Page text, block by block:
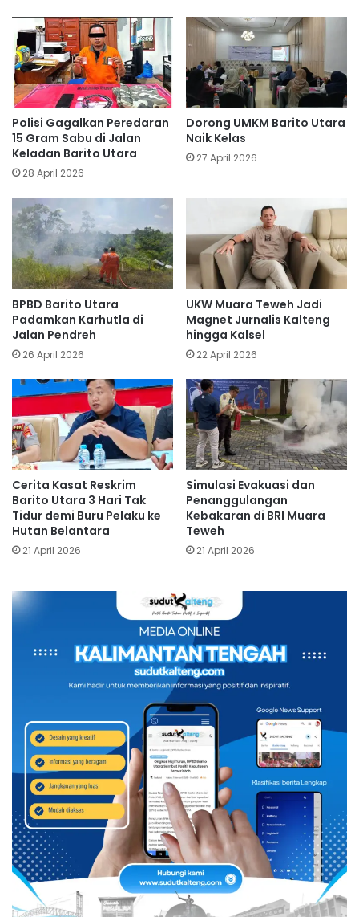
Polisi Gagalkan Peredaran
15 Gram Sabu di Jalan
Keladan Barito Utara
28 April 2026
Dorong UMKM Barito Utara
Naik Kelas
27 April 2026
BPBD Barito Utara
Padamkan Karhutla di
Jalan Pendreh
26 April 2026
UKW Muara Teweh Jadi
Magnet Jurnalis Kalteng
hingga Kalsel
22 April 2026
Cerita Kasat Reskrim
Barito Utara 3 Hari Tak
Tidur demi Buru Pelaku ke
Hutan Belantara
21 April 2026
Simulasi Evakuasi dan
Penanggulangan
Kebakaran di BRI Muara
Teweh
21 April 2026